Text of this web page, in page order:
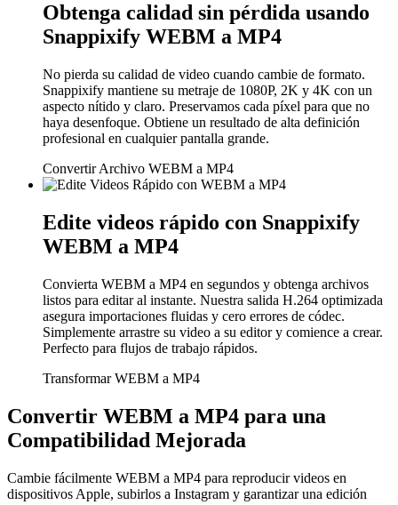
Obtenga calidad sin pérdida usando
Snappixify WEBM a MP4
No pierda su calidad de video cuando cambie de formato.
Snappixify mantiene su metraje de 1080P, 2K y 4K con un
aspecto nítido y claro. Preservamos cada píxel para que no
haya desenfoque. Obtiene un resultado de alta definición
profesional en cualquier pantalla grande.
Convertir Archivo WEBM a MP4
Edite videos rápido con Snappixify
WEBM a MP4
Convierta WEBM a MP4 en segundos y obtenga archivos
listos para editar al instante. Nuestra salida H.264 optimizada
asegura importaciones fluidas y cero errores de códec.
Simplemente arrastre su video a su editor y comience a crear.
Perfecto para flujos de trabajo rápidos.
Transformar WEBM a MP4
Convertir WEBM a MP4 para una
Compatibilidad Mejorada
Cambie fácilmente WEBM a MP4 para reproducir videos en
dispositivos Apple, subirlos a Instagram y garantizar una edición